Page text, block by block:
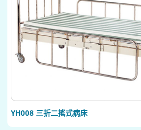
YH008 三折二搖式病床